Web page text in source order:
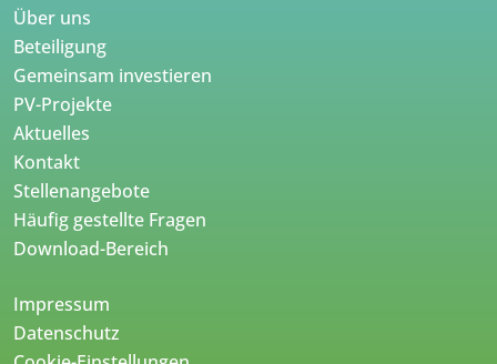
Über uns
Beteiligung
Gemeinsam investieren
PV-Projekte
Aktuelles
Kontakt
Stellenangebote
Häufig gestellte Fragen
Download-Bereich
Impressum
Datenschutz